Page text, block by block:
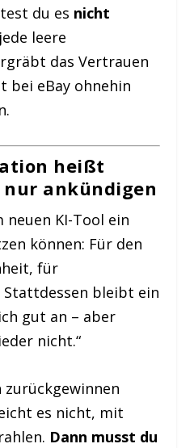
du es nicht
leere
das Vertrauen
bei eBay ohnehin
heißt
ankündigen
KI-Tool ein
können: Für den
für
bleibt ein
gut an – aber
nicht.“
zurückgewinnen
es nicht, mit
Dann musst du